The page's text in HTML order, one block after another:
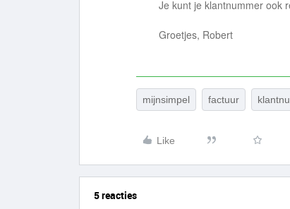
Je kunt je klantnummer ook
Groetjes, Robert
mijnsimpel factuur
Like
5 reacties